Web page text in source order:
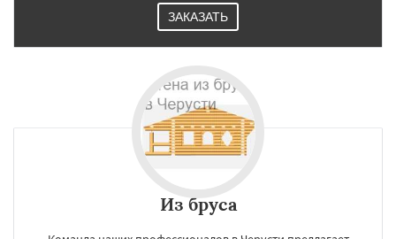
ЗАКАЗАТЬ
Из бруса